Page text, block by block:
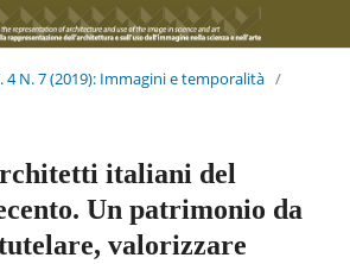
4 N. 7 (2019): Immagini e temporalità /
italiani del
Un patrimonio da
valorizzare